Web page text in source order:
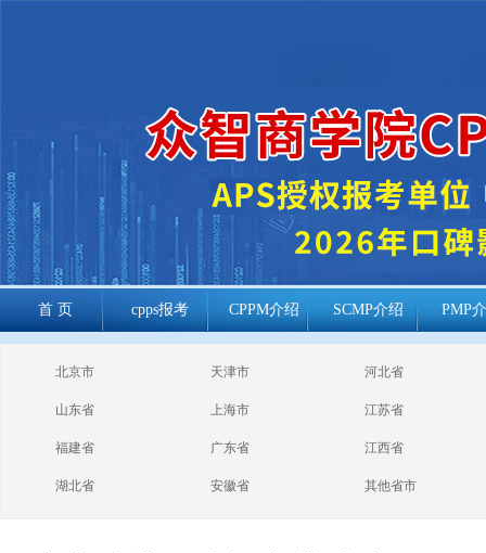
首 页 cpps报考 CPPM介绍 SCMP介绍 PMP
cppm报考常见
问题
北京市 天津市 河北省
山东省 上海市 江苏省
福建省 广东省 江西省
湖北省 安徽省 其他省市